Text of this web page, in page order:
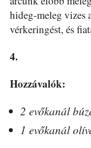
hideg-meleg vizes
vérkeringést, és
4.
Hozzávalók:
2 evőkanál
1 evőkanál